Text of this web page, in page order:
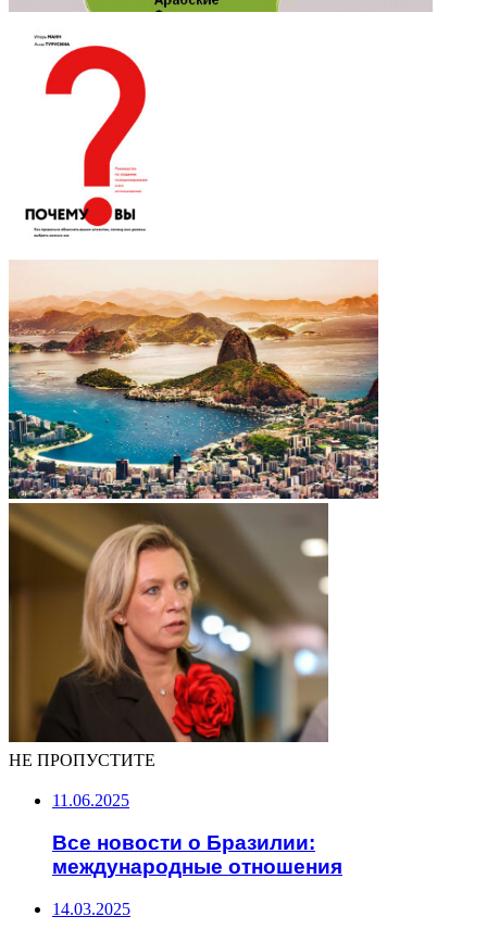
НЕ ПРОПУСТИТЕ
11.06.2025
Все новости о Бразилии:
международные отношения
14.03.2025